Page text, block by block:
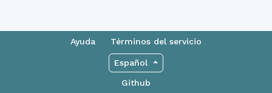
Ayuda Términos del servicio
Español
Github